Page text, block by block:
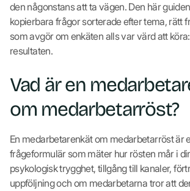
den någonstans att ta vägen. Den här
kopierbara frågor sorterade efter tema, rätt
som avgör om enkäten alls var värd att
resultaten.
Vad är en
om medarbetarröst?
En medarbetarenkät om medarbetarröst är
frågeformulär som mäter hur rösten mår i
psykologisk trygghet, tillgång till kanaler,
uppföljning och om medarbetarna tror att